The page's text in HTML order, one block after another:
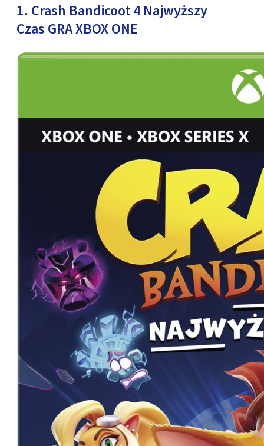
1. Crash Bandicoot 4 Najwyższy
Czas GRA XBOX ONE